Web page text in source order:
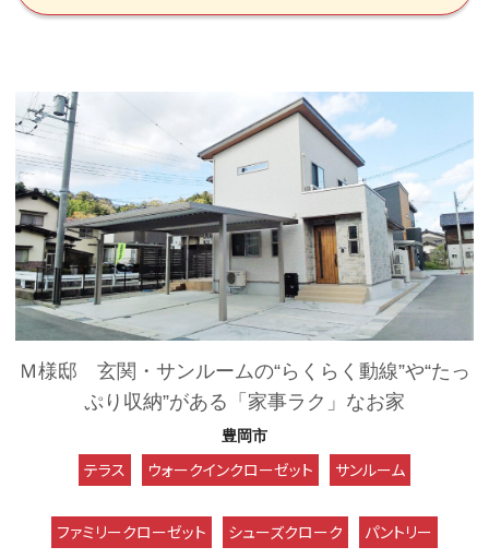
Ｍ様邸 玄関・サンルームの“らくらく動線”や“たっ
ぷり収納”がある「家事ラク」なお家
豊岡市
テラス ウォークインクローゼット サンルーム
ファミリークローゼット シューズクローク パントリー